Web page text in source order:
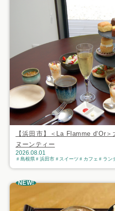
【浜田市】＜La Flamme d‘Or
ヌーンティー
2026.08.01
島根県 浜田市 スイーツ カフェ ラン
NEW!